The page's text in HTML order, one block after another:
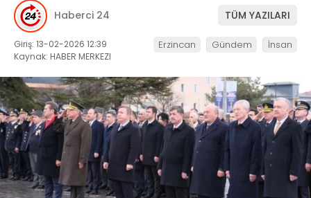
Haberci 24 TÜM YAZILARI
Giriş: 13-02-2026 12:39
Kaynak: HABER MERKEZI
Erzincan Gündem İnsan